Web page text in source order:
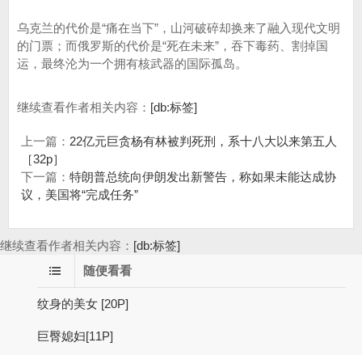
乌克兰的代价是“痛在当下”，山河破碎却换来了融入现代文明
的门票；而俄罗斯的代价是“死在未来”，吞下毒药、割掉国
运，最终沦为一个拥有核武器的国际孤岛。
继续查看作者相关内容： [db:标签]
上一篇： 22亿元巨贪杨有林被判死刑，系十八大以来第五人
［32p］
下一篇： 特朗普总统向伊朗发出新警告，称如果未能达成协
议，美国将“完成任务”
继续查看作者相关内容： [db:标签]
随便看看
纹身的美女 [20P]
巨臀媳妇[11P]